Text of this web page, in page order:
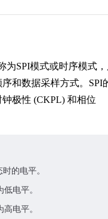
为SPI模式或时序模式
和数据采样方式。SPI
极性 (CKPL) 和相位
的电平。
电平。
电平。